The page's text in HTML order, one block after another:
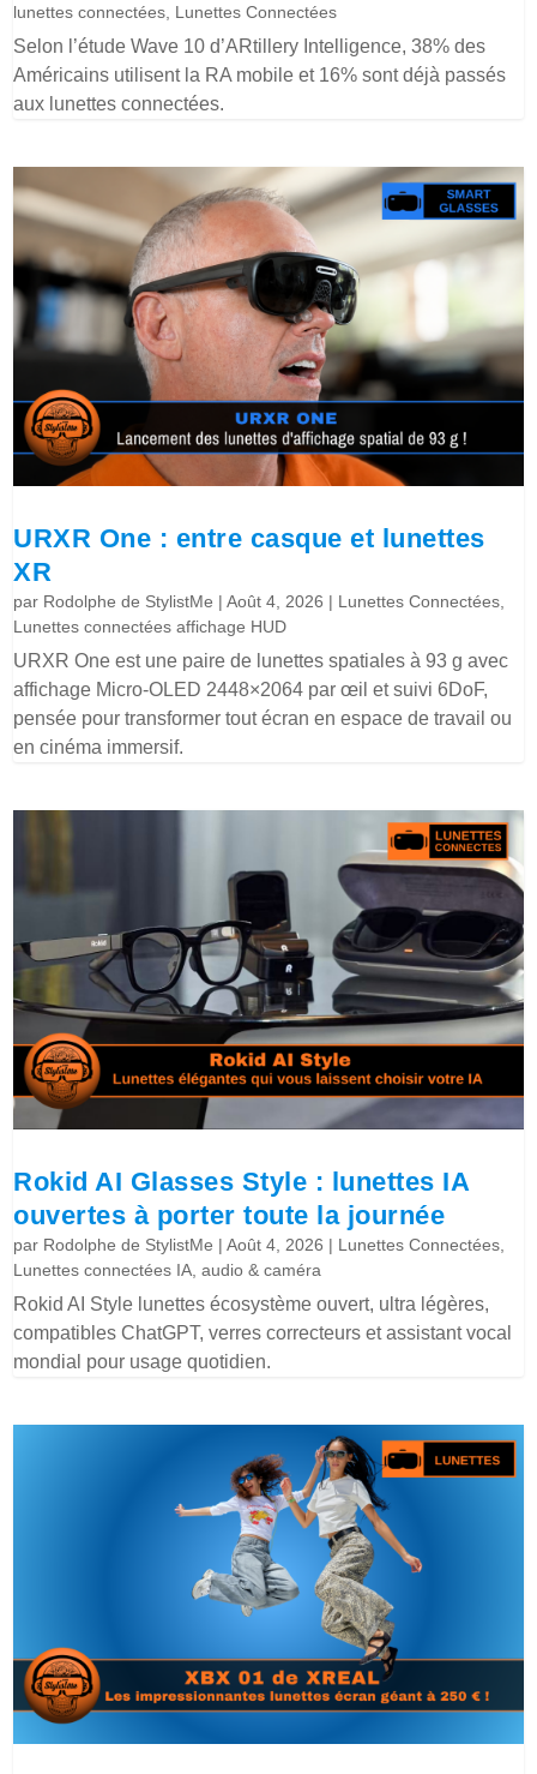
lunettes connectées Lunettes Connectées
Selon l’étude Wave 10 d’ARtillery Intelligence, 38% des
Américains utilisent la RA mobile et 16% sont déjà passés
aux lunettes connectées.
URXR One : entre casque et lunettes
XR
par Rodolphe de StylistMe |Août 4, 2026 | Lunettes Connectées
Lunettes connectées affichage HUD
URXR One est une paire de lunettes spatiales à 93 g avec
affichage Micro-OLED 2448×2064 par œil et suivi 6DoF,
pensée pour transformer tout écran en espace de travail ou
en cinéma immersif.
Rokid AI Glasses Style : lunettes IA
ouvertes à porter toute la journée
par Rodolphe de StylistMe |Août 4, 2026 | Lunettes Connectées
Lunettes connectées IA, audio & caméra
Rokid AI Style lunettes écosystème ouvert, ultra légères,
compatibles ChatGPT, verres correcteurs et assistant vocal
mondial pour usage quotidien.